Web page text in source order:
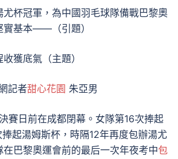
尤杯冠軍，為中國羽毛球隊備戰巴黎奧
實基本——（引題）
獲底氣（主題）
記者甜心花園 朱亞男
賽日前在成都閉幕。女隊第16次捧起
起湯姆斯杯，時隔12年再度包辦湯尤
巴黎奧運會前的最后一次年夜考中包